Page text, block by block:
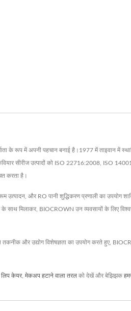
रूप में अपनी पहचान बनाई है।1977 में ताइवान में
सीरीज उत्पादों को ISO 22716:2008, ISO
करता है।
उत्पादन, और RO पानी शुद्धिकरण प्रणाली का
BIOCROWN उन व्यवसायों के लिए
और उद्योग विशेषज्ञता का उपयोग करते हुए,
लिप केयर, मेकअप हटाने वाला तरल को देखें और बेझिझक